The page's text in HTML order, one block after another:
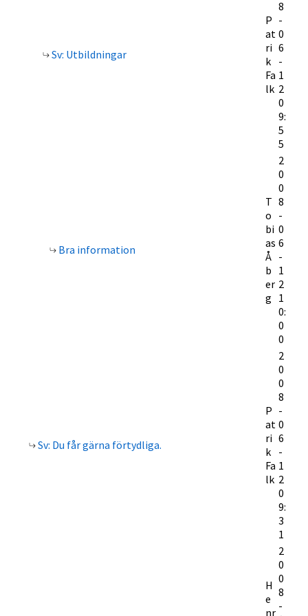
Sv: Utbildningar
P
at
ri
k
Fa
lk
8
-
0
6
-
1
2
0
9:
5
5
Bra information
T
o
bi
as
Å
b
er
g
2
0
0
8
-
0
6
-
1
2
1
0:
0
0
Sv: Du får gärna förtydliga.
P
at
ri
k
Fa
lk
2
0
0
8
-
0
6
-
1
2
0
9:
3
1
H
e
nr
2
0
0
8
-